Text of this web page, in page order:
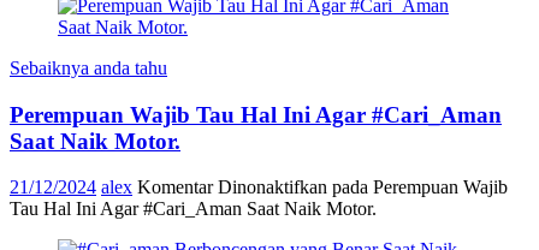
Sebaiknya anda tahu
Perempuan Wajib Tau Hal Ini Agar #Cari_Aman
Saat Naik Motor.
21/12/2024 alex Komentar Dinonaktifkan pada Perempuan Wajib
Tau Hal Ini Agar #Cari_Aman Saat Naik Motor.